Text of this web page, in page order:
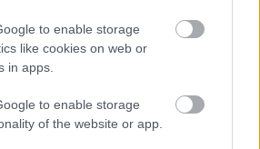
to enable storage
like cookies on web or
in apps.
to enable storage
of the website or app.